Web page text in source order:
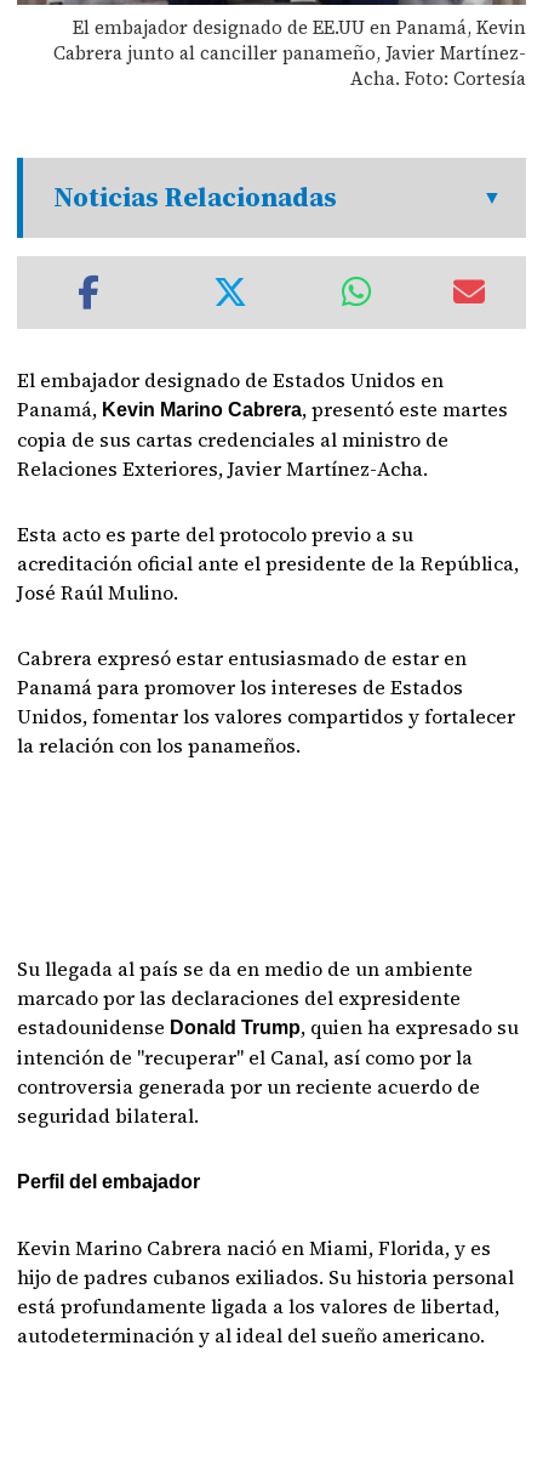
El embajador designado de EE.UU en Panamá, Kevin
Cabrera junto al canciller panameño, Javier Martínez-
Acha. Foto: Cortesía
Noticias Relacionadas
El embajador designado de Estados Unidos en
Panamá, Kevin Marino Cabrera, presentó este martes
copia de sus cartas credenciales al ministro de
Relaciones Exteriores, Javier Martínez-Acha.
Esta acto es parte del protocolo previo a su
acreditación oficial ante el presidente de la República,
José Raúl Mulino.
Cabrera expresó estar entusiasmado de estar en
Panamá para promover los intereses de Estados
Unidos, fomentar los valores compartidos y fortalecer
la relación con los panameños.
Su llegada al país se da en medio de un ambiente
marcado por las declaraciones del expresidente
estadounidense Donald Trump, quien ha expresado su
intención de "recuperar" el Canal, así como por la
controversia generada por un reciente acuerdo de
seguridad bilateral.
Perfil del embajador
Kevin Marino Cabrera nació en Miami, Florida, y es
hijo de padres cubanos exiliados. Su historia personal
está profundamente ligada a los valores de libertad,
autodeterminación y al ideal del sueño americano.